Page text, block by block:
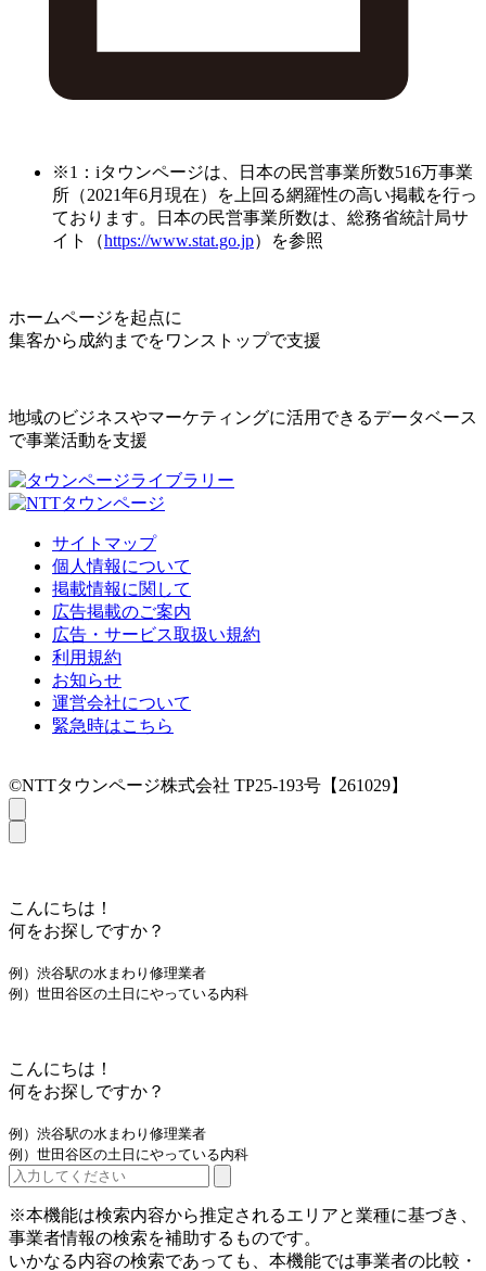
※1：iタウンページは、日本の民営事業所数516万事業
所（2021年6月現在）を上回る網羅性の高い掲載を行っ
ております。日本の民営事業所数は、総務省統計局サ
イト（https://www.stat.go.jp）を参照
ホームページを起点に
集客から成約までをワンストップで支援
地域のビジネスやマーケティングに活用できるデータベース
で事業活動を支援
サイトマップ
個人情報について
掲載情報に関して
広告掲載のご案内
広告・サービス取扱い規約
利用規約
お知らせ
運営会社について
緊急時はこちら
©NTTタウンページ株式会社 TP25-193号【261029】
こんにちは！
何をお探しですか？
例）渋谷駅の水まわり修理業者
例）世田谷区の土日にやっている内科
こんにちは！
何をお探しですか？
例）渋谷駅の水まわり修理業者
例）世田谷区の土日にやっている内科
※本機能は検索内容から推定されるエリアと業種に基づき、
事業者情報の検索を補助するものです。
いかなる内容の検索であっても、本機能では事業者の比較・